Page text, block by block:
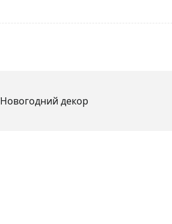
Новогодний декор